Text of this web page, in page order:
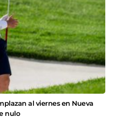
al viernes en Nueva
nulo